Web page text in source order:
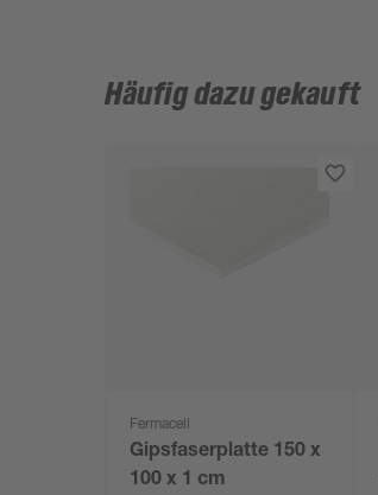
Häufig dazu gekauft
Fermacell
Gipsfaserplatte 150 x
100 x 1 cm